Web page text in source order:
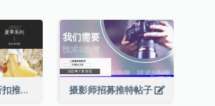
2022夏季系列折扣推特帖子 摄影师招募推特帖子